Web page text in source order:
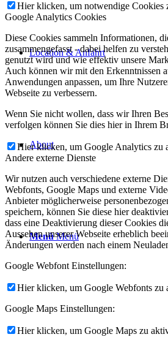
Location & Anfahrt
About
Menü Menü
Hier klicken, um notwendige Cookies
Google Analytics Cookies
Diese Cookies sammeln Informationen,
zusammengefasst - dabei helfen zu
genutzt wird und wie effektiv unsere
Auch können wir mit den Erkenntnissen
Anwendungen anpassen, um Ihre
Webseite zu verbessern.
Wenn Sie nicht wollen, dass wir Ihren
verfolgen können Sie dies hier in Ihrem
Hier klicken, um Google Analytics zu
Andere externe Dienste
Wir nutzen auch verschiedene externe
Webfonts, Google Maps und externe
Anbieter möglicherweise
speichern, können Sie diese hier
dass eine Deaktivierung dieser Cookies
Aussehen unserer Webseite erheblich
Änderungen werden nach einem
Google Webfont Einstellungen:
Hier klicken, um Google Webfonts zu
Google Maps Einstellungen:
Hier klicken, um Google Maps zu